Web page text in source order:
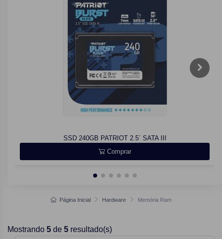
SSD 240GB PATRIOT 2.5´ SATA III
Comprar
Página Inicial Hardware Memória Ram
Mostrando 5 de 5 resultado(s)